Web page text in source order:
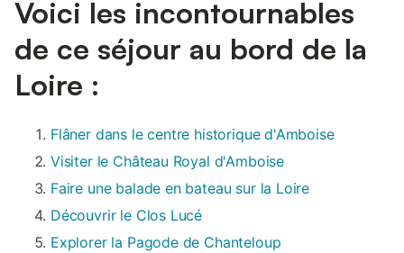
Voici les incontournables
de ce séjour au bord de la
Loire :
Flâner dans le centre historique d'Amboise
Visiter le Château Royal d'Amboise
Faire une balade en bateau sur la Loire
Découvrir le Clos Lucé
Explorer la Pagode de Chanteloup